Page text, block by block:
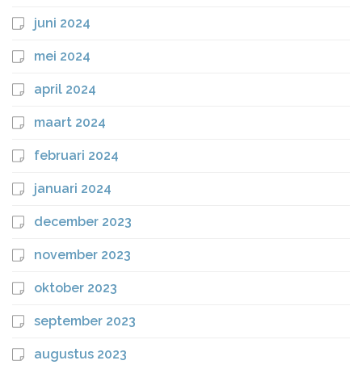
juni 2024
mei 2024
april 2024
maart 2024
februari 2024
januari 2024
december 2023
november 2023
oktober 2023
september 2023
augustus 2023